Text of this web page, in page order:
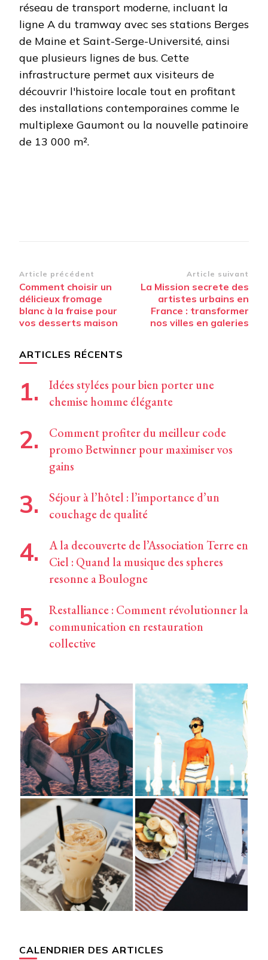
réseau de transport moderne, incluant la
ligne A du tramway avec ses stations Berges
de Maine et Saint-Serge-Université, ainsi
que plusieurs lignes de bus. Cette
infrastructure permet aux visiteurs de
découvrir l'histoire locale tout en profitant
des installations contemporaines comme le
multiplexe Gaumont ou la nouvelle patinoire
de 13 000 m².
Navigation
d’article
Article précédent
Comment choisir un
délicieux fromage
blanc à la fraise pour
vos desserts maison
Article suivant
La Mission secrete des
artistes urbains en
France : transformer
nos villes en galeries
ARTICLES RÉCENTS
Idées stylées pour bien porter une
chemise homme élégante
Comment profiter du meilleur code
promo Betwinner pour maximiser vos
gains
Séjour à l’hôtel : l’importance d’un
couchage de qualité
A la decouverte de l’Association Terre en
Ciel : Quand la musique des spheres
resonne a Boulogne
Restalliance : Comment révolutionner la
communication en restauration
collective
CALENDRIER DES ARTICLES